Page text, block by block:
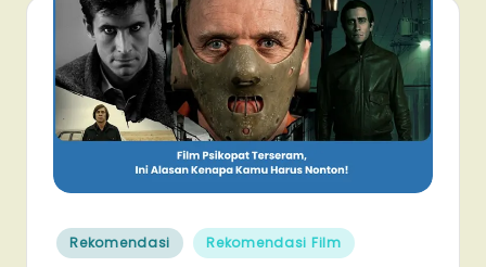
Posted
in
Rekomendasi Rekomendasi Film